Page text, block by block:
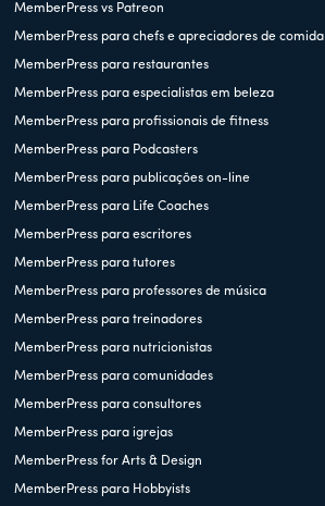
MemberPress vs Patreon
MemberPress para chefs e apreciadores de comida
MemberPress para restaurantes
MemberPress para especialistas em beleza
MemberPress para profissionais de fitness
MemberPress para Podcasters
MemberPress para publicações on-line
MemberPress para Life Coaches
MemberPress para escritores
MemberPress para tutores
MemberPress para professores de música
MemberPress para treinadores
MemberPress para nutricionistas
MemberPress para comunidades
MemberPress para consultores
MemberPress para igrejas
MemberPress for Arts & Design
MemberPress para Hobbyists